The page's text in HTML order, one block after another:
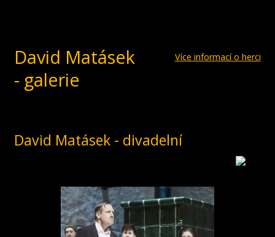
Více informací o herci
David Matásek
- galerie
David Matásek - divadelní